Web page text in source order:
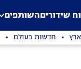
. שידוריםהשותפים
חדשות בעולם